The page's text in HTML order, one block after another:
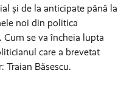
și de la anticipate până la
noi din politica
Cum se va încheia lupta
care a brevetat
Traian Băsescu.